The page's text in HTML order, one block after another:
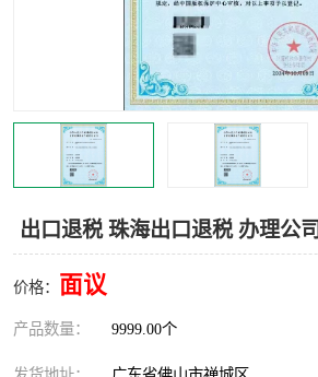
出口退税 珠海出口退税 办理公司
价格： 面议
产品数量： 9999.00个